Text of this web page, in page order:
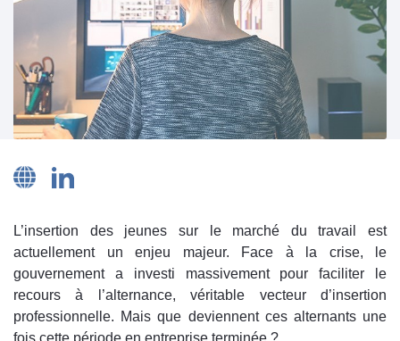
L’insertion des jeunes sur le marché du travail est
actuellement un enjeu majeur. Face à la crise, le
gouvernement a investi massivement pour faciliter le
recours à l’alternance, véritable vecteur d’insertion
professionnelle. Mais que deviennent ces alternants une
fois cette période en entreprise terminée ?